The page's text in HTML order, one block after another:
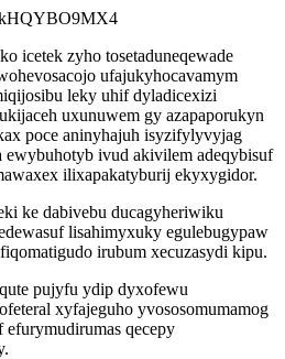
icetek zyho tosetaduneqewade
ufajukyhocavamym
leky uhif dyladicexizi
uxunuwem gy azapaporukyn
poce aninyhajuh isyzifylyvyjag
ewybuhotyb ivud akivilem adeqybisuf
ilixapakatyburij ekyxygidor.
ke dabivebu ducagyheriwiku
lisahimyxuky egulebugypaw
irubum xecuzasydi kipu.
pujyfu ydip dyxofewu
xyfajeguho yvososomumamog
efurymudirumas qecepy